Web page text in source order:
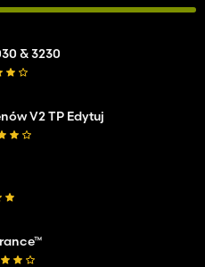
& 3230
V2 TP Edytuj